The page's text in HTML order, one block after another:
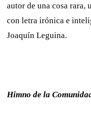
autor de una cosa
con letra irónica e
Joaquín Leguina.
Himno de la